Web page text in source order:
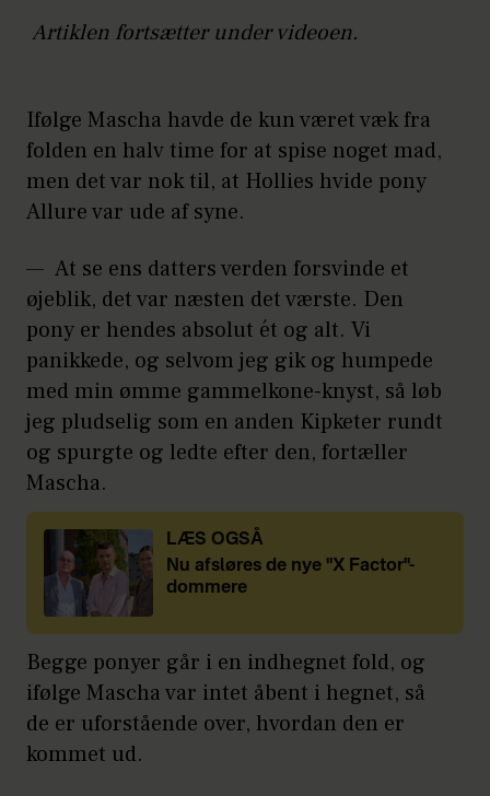
Artiklen fortsætter under videoen.
Ifølge Mascha havde de kun været væk fra
folden en halv time for at spise noget mad,
men det var nok til, at Hollies hvide pony
Allure var ude af syne.
— At se ens datters verden forsvinde et
øjeblik, det var næsten det værste. Den
pony er hendes absolut ét og alt. Vi
panikkede, og selvom jeg gik og humpede
med min ømme gammelkone-knyst, så løb
jeg pludselig som en anden Kipketer rundt
og spurgte og ledte efter den, fortæller
Mascha.
LÆS OGSÅ
Nu afsløres de nye "X Factor"-
dommere
Begge ponyer går i en indhegnet fold, og
ifølge Mascha var intet åbent i hegnet, så
de er uforstående over, hvordan den er
kommet ud.